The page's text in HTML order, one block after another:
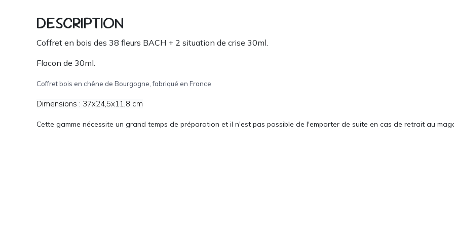
DESCRIPTION
Coffret en bois des 38 fleurs BACH + 2 situation de crise 30ml.
Flacon de 30ml.
Coffret bois en chêne de Bourgogne, fabriqué en France
Dimensions : 37x24,5x11,8 cm
Cette gamme nécessite un grand temps de préparation et il n'est pas possible de l'emporter de suite en cas de retrait au